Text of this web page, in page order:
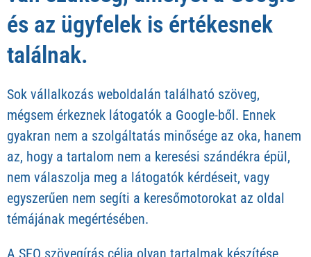
és az ügyfelek is értékesnek
találnak.
Sok vállalkozás weboldalán található szöveg,
mégsem érkeznek látogatók a Google-ből. Ennek
gyakran nem a szolgáltatás minősége az oka, hanem
az, hogy a tartalom nem a keresési szándékra épül,
nem válaszolja meg a látogatók kérdéseit, vagy
egyszerűen nem segíti a keresőmotorokat az oldal
témájának megértésében.
A SEO szövegírás célja olyan tartalmak készítése,